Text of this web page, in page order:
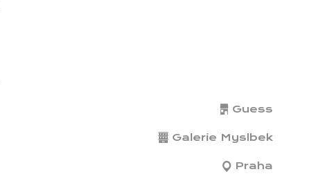
Guess
Galerie Myslbek
Praha